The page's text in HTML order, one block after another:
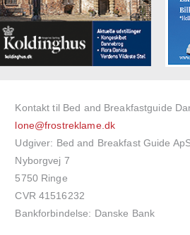
Kontakt til Bed and Breakfastguide
lone@frostreklame.dk
Udgiver: Bed and Breakfast Guide
Nyborgvej 7
5750 Ringe
CVR 41516232
Bankforbindelse: Danske Bank